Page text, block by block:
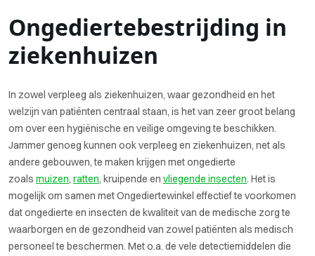
Ongediertebestrijding in
ziekenhuizen
In zowel verpleeg als ziekenhuizen, waar gezondheid en het
welzijn van patiënten centraal staan, is het van zeer groot belang
om over een hygiënische en veilige omgeving te beschikken.
Jammer genoeg kunnen ook verpleeg en ziekenhuizen, net als
andere gebouwen, te maken krijgen met ongedierte
zoals muizen, ratten, kruipende en vliegende insecten. Het is
mogelijk om samen met Ongediertewinkel effectief te voorkomen
dat ongedierte en insecten de kwaliteit van de medische zorg te
waarborgen en de gezondheid van zowel patiënten als medisch
personeel te beschermen. Met o.a. de vele detectiemiddelen die